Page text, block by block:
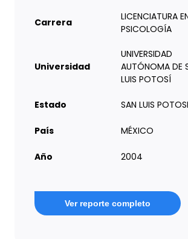
Carrera
LICENCIATURA
PSICOLOGÍA
Universidad
UNIVERSIDAD
AUTÓNOMA DE
LUIS POTOSÍ
Estado SAN LUIS POTOSI
País MÉXICO
Año 2004
Ver reporte completo